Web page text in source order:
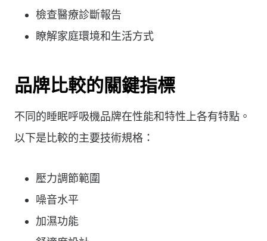
檢查醫療診斷報告
瞭解家庭環境和生活方式
品牌比較的關鍵指標
不同的睡眠呼吸機品牌在性能和特性上各有特點。
以下是比較的主要技術規格：
壓力調節範圍
噪音水平
加濕功能